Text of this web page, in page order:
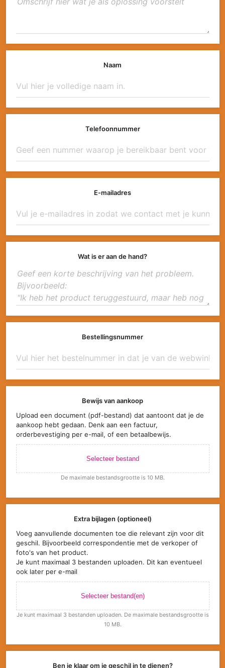
Naam
Telefoonnummer
E-mailadres
Wat is er aan de hand?
Bestellingsnummer
Bewijs van aankoop
Upload een document (pdf-bestand) dat aantoont dat je de
aankoop hebt gedaan. Denk aan een factuur,
orderbevestiging per e-mail, of een betaalbewijs.
Selecteer bestand
De maximale bestandsgrootte is 10 MB.
Extra bijlagen (optioneel)
Voeg aanvullende documenten toe die relevant zijn voor dit
geschil. Bijvoorbeeld correspondentie met de verkoper of
foto's van het product.
Je kunt maximaal 3 bestanden uploaden. Dit kan eventueel
ook later per e-mail
Selecteer bestand(en)
Je kunt maximaal 3 bestanden uploaden. De maximale bestandsgrootte is
10 MB.
Ben je klaar om je geschil in te dienen?